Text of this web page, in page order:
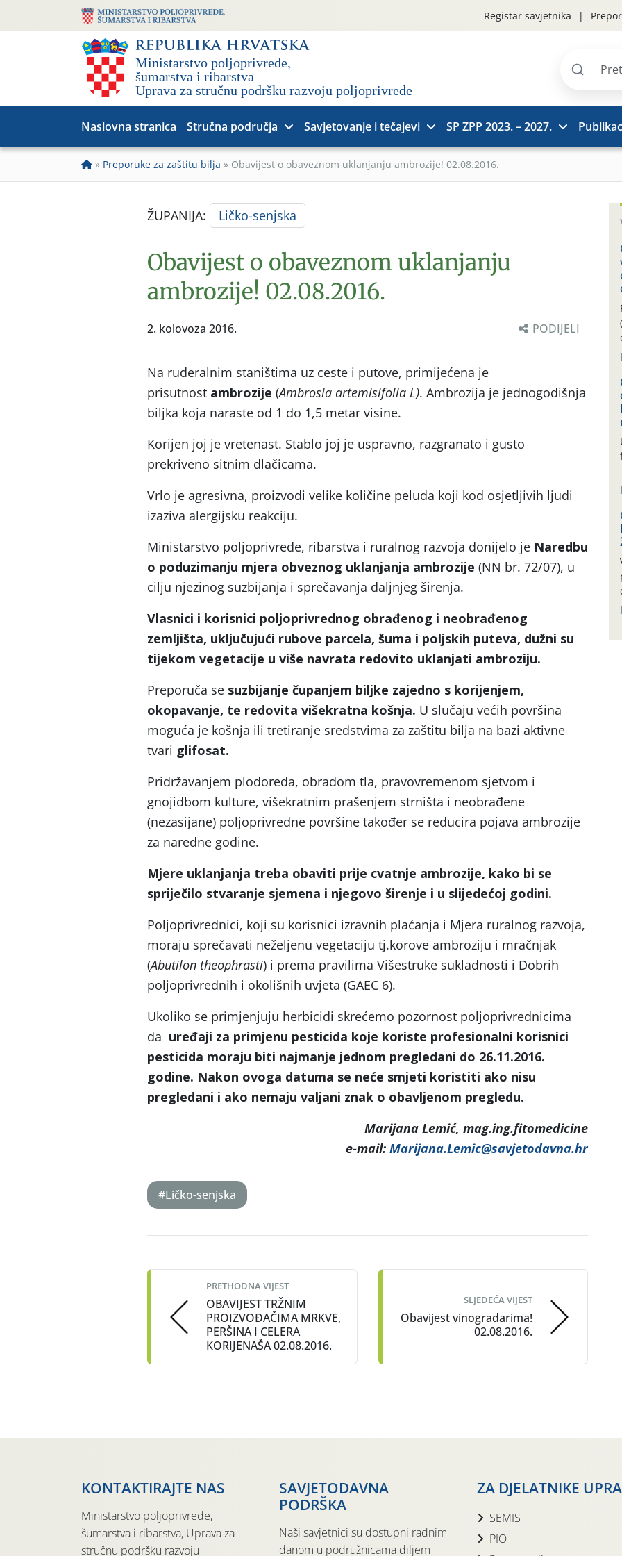
Registar savjetnika
Pretraži
Naslovna stranica Stručna područja Savjetovanje i tečajevi SP ZPP 2023. – 2027.
» Preporuke za zaštitu bilja » Obavijest o obaveznom uklanjanju ambrozije! 02.08.2016.
ŽUPANIJA: Ličko-senjska
Obavijest o obaveznom uklanjanju
ambrozije! 02.08.2016.
2. kolovoza 2016. PODIJELI
Na ruderalnim staništima uz ceste i putove, primijećena je
prisutnost ambrozije (Ambrosia artemisifolia L). Ambrozija je jednogodišnja
biljka koja naraste od 1 do 1,5 metar visine.
Korijen joj je vretenast. Stablo joj je uspravno, razgranato i gusto
prekriveno sitnim dlačicama.
Vrlo je agresivna, proizvodi velike količine peluda koji kod osjetljivih ljudi
izaziva alergijsku reakciju.
Ministarstvo poljoprivrede, ribarstva i ruralnog razvoja donijelo je Naredbu
o poduzimanju mjera obveznog uklanjanja ambrozije (NN br. 72/07), u
cilju njezinog suzbijanja i sprečavanja daljnjeg širenja.
Vlasnici i korisnici poljoprivrednog obrađenog i neobrađenog
zemljišta, uključujući rubove parcela, šuma i poljskih puteva, dužni su
tijekom vegetacije u više navrata redovito uklanjati ambroziju.
Preporuča se suzbijanje čupanjem biljke zajedno s korijenjem,
okopavanje, te redovita višekratna košnja. U slučaju većih površina
moguća je košnja ili tretiranje sredstvima za zaštitu bilja na bazi aktivne
tvari glifosat.
Pridržavanjem plodoreda, obradom tla, pravovremenom sjetvom i
gnojidbom kulture, višekratnim prašenjem strništa i neobrađene
(nezasijane) poljoprivredne površine također se reducira pojava ambrozije
za naredne godine.
Mjere uklanjanja treba obaviti prije cvatnje ambrozije, kako bi se
spriječilo stvaranje sjemena i njegovo širenje i u slijedećoj godini.
Poljoprivrednici, koji su korisnici izravnih plaćanja i Mjera ruralnog razvoja,
moraju sprečavati neželjenu vegetaciju tj.korove ambroziju i mračnjak
(Abutilon theophrasti) i prema pravilima Višestruke sukladnosti i Dobrih
poljoprivrednih i okolišnih uvjeta (GAEC 6).
Ukoliko se primjenjuju herbicidi skrećemo pozornost poljoprivrednicima
da uređaji za primjenu pesticida koje koriste profesionalni korisnici
pesticida moraju biti najmanje jednom pregledani do 26.11.2016.
godine. Nakon ovoga datuma se neće smjeti koristiti ako nisu
pregledani i ako nemaju valjani znak o obavljenom pregledu.
Marijana Lemić, mag.ing.fitomedicine
e-mail: Marijana.Lemic@savjetodavna.hr
#Ličko-senjska
navigation
PRETHODNA VIJEST
OBAVIJEST TRŽNIM
PROIZVOĐAČIMA MRKVE,
PERŠINA I CELERA
KORIJENAŠA 02.08.2016.
SLJEDEĆA VIJEST
Obavijest vinogradarima!
02.08.2016.
KONTAKTIRAJTE NAS
Ministarstvo poljoprivrede,
šumarstva i ribarstva, Uprava za
stručnu podršku razvoju
SAVJETODAVNA
PODRŠKA
Naši savjetnici su dostupni radnim
danom u podružnicama diljem
ZA DJELATNIKE
SEMIS
PIO